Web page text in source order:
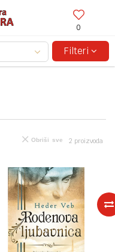
0
PREKO 150KM!
Filteri
2 proizvoda
Obriši sve